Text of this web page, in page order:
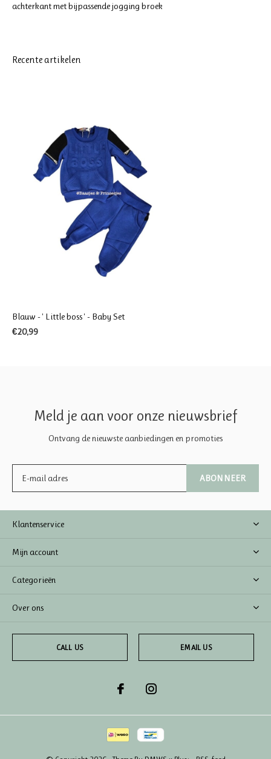
achterkant met bijpassende jogging broek
Recente artikelen
Blauw - ' Little boss ' - Baby Set
€20,99
Meld je aan voor onze nieuwsbrief
Ontvang de nieuwste aanbiedingen en promoties
ABONNEER
Klantenservice
Mijn account
Categorieën
Over ons
CALL US EMAIL US